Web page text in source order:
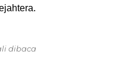
dibaca